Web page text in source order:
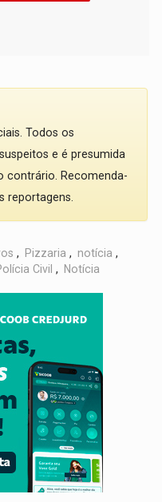
Todos os
e é presumida
contrário. Recomenda-
reportagens.
, Pizzaria , notícia ,
Civil , Notícia